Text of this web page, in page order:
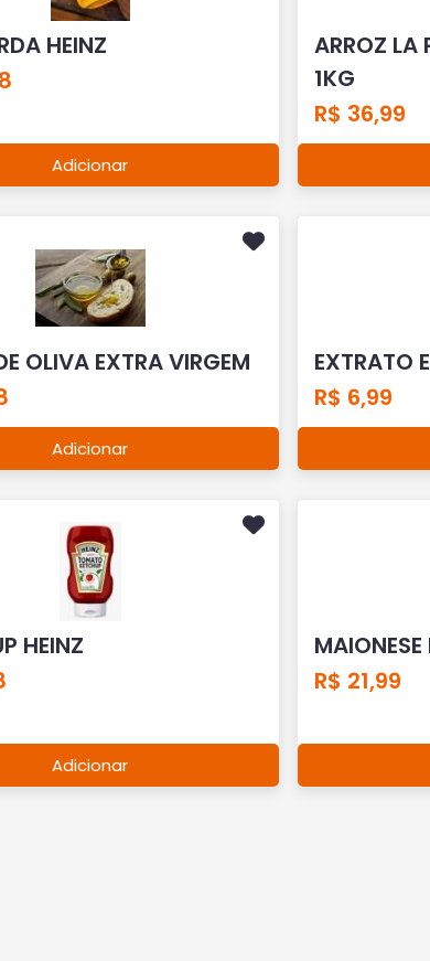
HEINZ
Adicionar
ARROZ LA
1KG
R$ 36,99
OLIVA EXTRA VIRGEM
Adicionar
EXTRATO
R$ 6,99
HEINZ
Adicionar
MAIONESE
R$ 21,99